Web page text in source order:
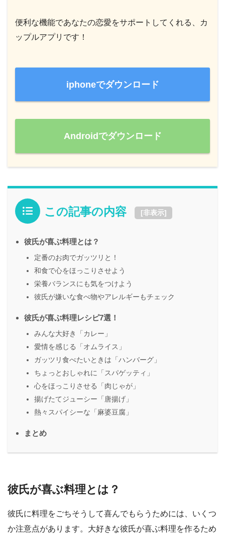
便利な機能であなたの恋愛をサポートしてくれる、カ
ップルアプリです！
iphoneでダウンロード
Androidでダウンロード
この記事の内容 [非表示]
彼氏が喜ぶ料理とは？
定番のお肉でガッツリと！
和食で心をほっこりさせよう
栄養バランスにも気をつけよう
彼氏が嫌いな食べ物やアレルギーもチェック
彼氏が喜ぶ料理レシピ7選！
みんな大好き「カレー」
愛情を感じる「オムライス」
ガッツリ食べたいときは「ハンバーグ」
ちょっとおしゃれに「スパゲッティ」
心をほっこりさせる「肉じゃが」
揚げたてジューシー「唐揚げ」
熱々スパイシーな「麻婆豆腐」
まとめ
彼氏が喜ぶ料理とは？
彼氏に料理をごちそうして喜んでもらうためには、いくつ
か注意点があります。大好きな彼氏が喜ぶ料理を作るため